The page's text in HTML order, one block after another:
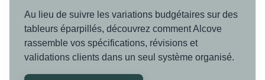
Au lieu de suivre les variations budgétaires sur des
tableurs éparpillés, découvrez comment Alcove
rassemble vos spécifications, révisions et
validations clients dans un seul système organisé.